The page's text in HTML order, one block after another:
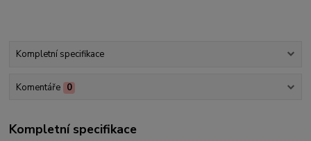
Kompletní specifikace
Komentáře 0
Kompletní specifikace